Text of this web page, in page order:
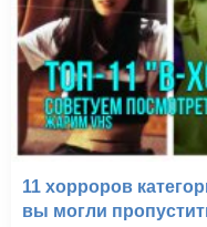
11 хорроров
вы могли